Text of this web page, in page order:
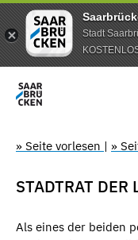
Stadt
» Seite vorlesen | »
STADTRAT DER
Als eines der beiden